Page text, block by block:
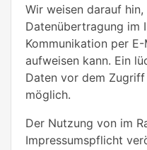
Wir weisen darauf
Datenübertragung im
Kommunikation per
aufweisen kann. Ein
Daten vor dem
möglich.
Der Nutzung von im
Impressumspflicht